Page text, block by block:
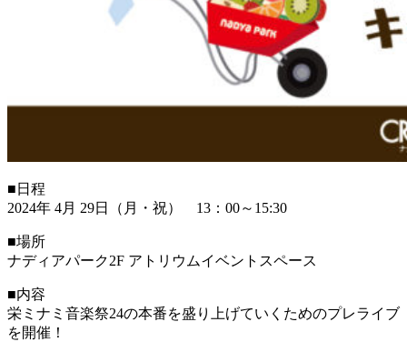
■日程
2024年 4月 29日（月・祝） 13：00～15:30
■場所
ナディアパーク2F アトリウムイベントスペース
■内容
栄ミナミ音楽祭24の本番を盛り上げていくためのプレライブ
を開催！